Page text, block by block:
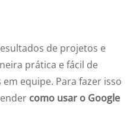
de projetos e
prática e fácil de
equipe. Para fazer isso
como usar o Google